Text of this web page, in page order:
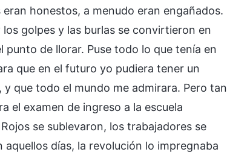
honestos, a menudo eran engañados.
golpes y las burlas se convirtieron en
de llorar. Puse todo lo que tenía en
que en el futuro yo pudiera tener un
que todo el mundo me admirara. Pero tan
el examen de ingreso a la escuela
se sublevaron, los trabajadores se
días, la revolución lo impregnaba